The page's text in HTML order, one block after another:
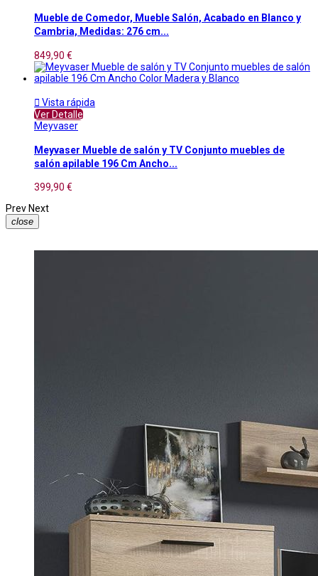
Mueble de Comedor, Mueble Salón, Acabado en Blanco y
Cambria, Medidas: 276 cm...
849,90 €
 Vista rápida
Ver Detalle
Meyvaser
Meyvaser Mueble de salón y TV Conjunto muebles de
salón apilable 196 Cm Ancho...
399,90 €
Prev Next
close